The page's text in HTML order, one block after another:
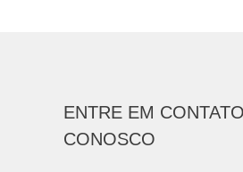
ENTRE EM CONTATO
CONOSCO